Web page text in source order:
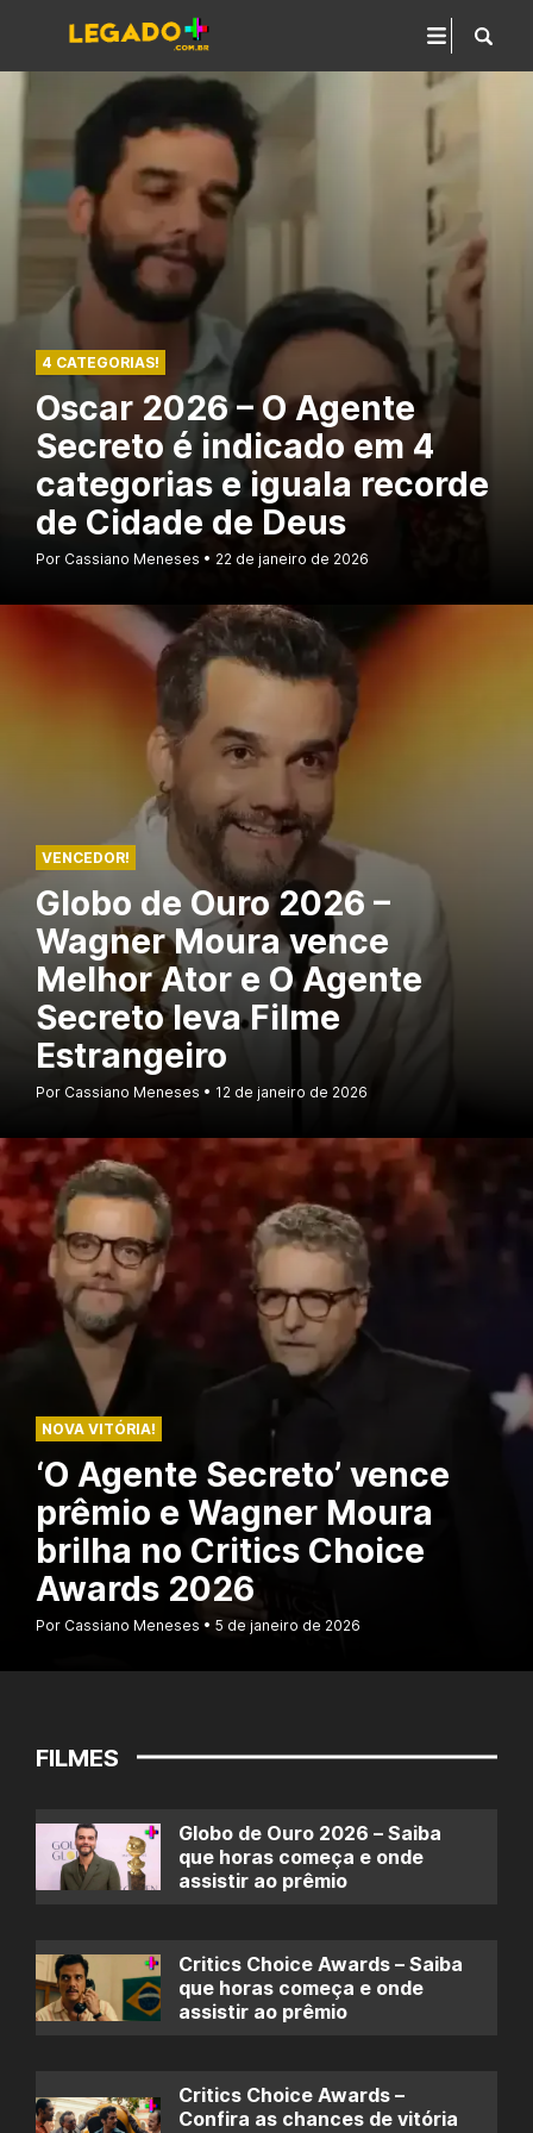
4 CATEGORIAS!
Oscar 2026 – O Agente
Secreto é indicado em 4
categorias e iguala recorde
de Cidade de Deus
Por Cassiano Meneses 22 de janeiro de 2026
VENCEDOR!
Globo de Ouro 2026 –
Wagner Moura vence
Melhor Ator e O Agente
Secreto leva Filme
Estrangeiro
Por Cassiano Meneses 12 de janeiro de 2026
NOVA VITÓRIA!
‘O Agente Secreto’ vence
prêmio e Wagner Moura
brilha no Critics Choice
Awards 2026
Por Cassiano Meneses 5 de janeiro de 2026
FILMES
Globo de Ouro 2026 – Saiba
que horas começa e onde
assistir ao prêmio
Critics Choice Awards – Saiba
que horas começa e onde
assistir ao prêmio
Critics Choice Awards –
Confira as chances de vitória